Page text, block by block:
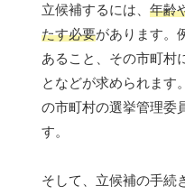
立候補するには、 年齢
たす必要があります。
あること、その市町村
となどが求められます
の市町村の選挙管理委
す。
そして、立候補の手続